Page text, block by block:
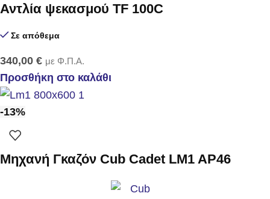
Αντλία ψεκασμού TF 100C
Σε απόθεμα
340,00 € με Φ.Π.Α.
Προσθήκη στο καλάθι
-13%
Μηχανή Γκαζόν Cub Cadet LM1 AP46